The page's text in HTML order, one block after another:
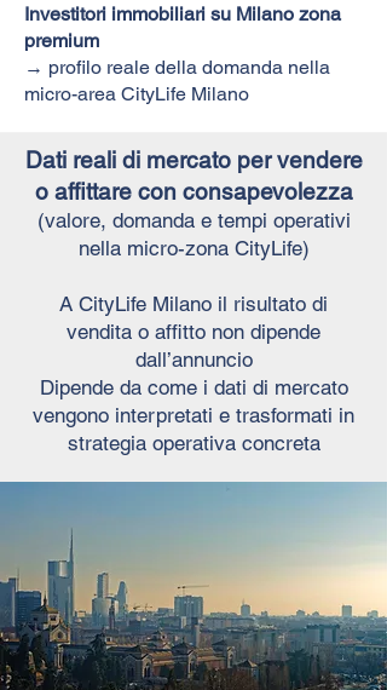
Investitori immobiliari su Milano zona
premium
→ profilo reale della domanda nella
micro-area CityLife Milano
Dati reali di mercato per vendere
o affittare con consapevolezza
(valore, domanda e tempi operativi
nella micro-zona CityLife)
A CityLife Milano il risultato di
vendita o affitto non dipende
dall’annuncio
Dipende da come i dati di mercato
vengono interpretati e trasformati in
strategia operativa concreta